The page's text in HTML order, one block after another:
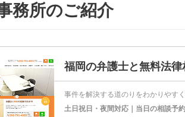
務所のご紹介
福岡の弁護士と無料法律
事件を解決する道のりをわかりやす
土日祝日・夜間対応｜当日の相談予